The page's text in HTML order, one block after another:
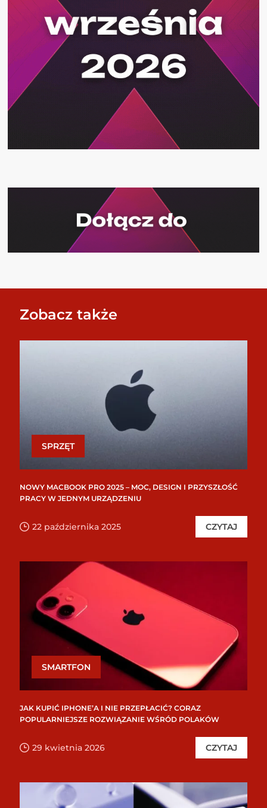
Zobacz także
SPRZĘT
NOWY MACBOOK PRO 2025 – MOC, DESIGN I PRZYSZŁOŚĆ
PRACY W JEDNYM URZĄDZENIU
22 października 2025 CZYTAJ
SMARTFON
JAK KUPIĆ IPHONE’A I NIE PRZEPŁACIĆ? CORAZ
POPULARNIEJSZE ROZWIĄZANIE WŚRÓD POLAKÓW
29 kwietnia 2026 CZYTAJ